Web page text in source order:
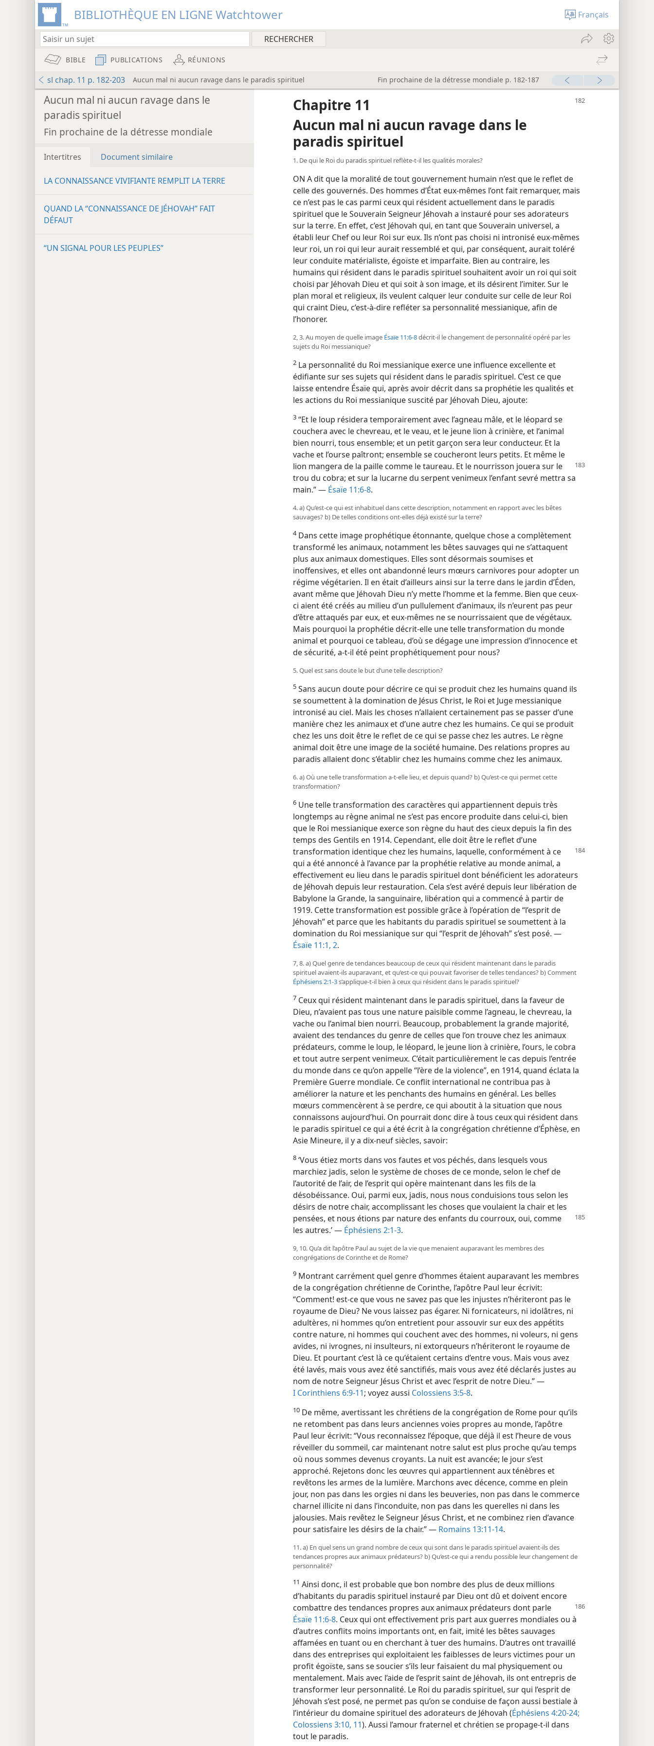
BIBLIOTHÈQUE EN LIGNE Watchtower Français
BIBLE PUBLICATIONS RÉUNIONS
sl chap. 11 p. 182-203 Aucun mal ni aucun ravage dans le paradis spirituel Fin prochaine de la détresse mondiale p. 182-187
Aucun mal ni aucun ravage dans le
paradis spirituel
Fin prochaine de la détresse mondiale
Intertitres Document similaire
LA CONNAISSANCE VIVIFIANTE REMPLIT LA TERRE
QUAND LA “CONNAISSANCE DE JÉHOVAH” FAIT
DÉFAUT
“UN SIGNAL POUR LES PEUPLES”
Chapitre 11
Aucun mal ni aucun ravage dans le
paradis spirituel
1. De qui le Roi du paradis spirituel reflète-​t-​il les qualités morales?
ON A dit que la moralité de tout gouvernement humain n’est que le reflet de
celle des gouvernés. Des hommes d’État eux-​mêmes l’ont fait remarquer, mais
ce n’est pas le cas parmi ceux qui résident actuellement dans le paradis
spirituel que le Souverain Seigneur Jéhovah a instauré pour ses adorateurs
sur la terre. En effet, c’est Jéhovah qui, en tant que Souverain universel, a
établi leur Chef ou leur Roi sur eux. Ils n’ont pas choisi ni intronisé eux-​mêmes
leur roi, un roi qui leur aurait ressemblé et qui, par conséquent, aurait toléré
leur conduite matérialiste, égoïste et imparfaite. Bien au contraire, les
humains qui résident dans le paradis spirituel souhaitent avoir un roi qui soit
choisi par Jéhovah Dieu et qui soit à son image, et ils désirent l’imiter. Sur le
plan moral et religieux, ils veulent calquer leur conduite sur celle de leur Roi
qui craint Dieu, c’est-à-dire refléter sa personnalité messianique, afin de
l’honorer.
2, 3. Au moyen de quelle image Ésaïe 11:6-8décrit-​il le changement de personnalité opéré par les
sujets du Roi messianique?
2 La personnalité du Roi messianique exerce une influence excellente et
édifiante sur ses sujets qui résident dans le paradis spirituel. C’est ce que
laisse entendre Ésaïe qui, après avoir décrit dans sa prophétie les qualités et
les actions du Roi messianique suscité par Jéhovah Dieu, ajoute:
3 “Et le loup résidera temporairement avec l’agneau mâle, et le léopard se
couchera avec le chevreau, et le veau, et le jeune lion à crinière, et l’animal
bien nourri, tous ensemble; et un petit garçon sera leur conducteur. Et la
vache et l’ourse paîtront; ensemble se coucheront leurs petits. Et même le
lion mangera de la paille comme le taureau. Et le nourrisson jouera sur le
trou du cobra; et sur la lucarne du serpent venimeux l’enfant sevré mettra sa
main.” — Ésaïe 11:6-8.
4. a) Qu’est-​ce qui est inhabituel dans cette description, notamment en rapport avec les bêtes
sauvages? b) De telles conditions ont-​elles déjà existé sur la terre?
4Dans cette image prophétique étonnante, quelque chose a complètement
transformé les animaux, notamment les bêtes sauvages qui ne s’attaquent
plus aux animaux domestiques. Elles sont désormais soumises et
inoffensives, et elles ont abandonné leurs mœurs carnivores pour adopter un
régime végétarien. Il en était d’ailleurs ainsi sur la terre dans le jardin d’Éden,
avant même que Jéhovah Dieu n’y mette l’homme et la femme. Bien que ceux-
ci aient été créés au milieu d’un pullulement d’animaux, ils n’eurent pas peur
d’être attaqués par eux, et eux-​mêmes ne se nourrissaient que de végétaux.
Mais pourquoi la prophétie décrit-​elle une telle transformation du monde
animal et pourquoi ce tableau, d’où se dégage une impression d’innocence et
de sécurité, a-​t-​il été peint prophétiquement pour nous?
5. Quel est sans doute le but d’une telle description?
5 Sans aucun doute pour décrire ce qui se produit chez les humains quand ils
se soumettent à la domination de Jésus Christ, le Roi et Juge messianique
intronisé au ciel. Mais les choses n’allaient certainement pas se passer d’une
manière chez les animaux et d’une autre chez les humains. Ce qui se produit
chez les uns doit être le reflet de ce qui se passe chez les autres. Le règne
animal doit être une image de la société humaine. Des relations propres au
paradis allaient donc s’établir chez les humains comme chez les animaux.
6. a) Où une telle transformation a-​t-​elle lieu, et depuis quand? b) Qu’est-​ce qui permet cette
transformation?
6 Une telle transformation des caractères qui appartiennent depuis très
longtemps au règne animal ne s’est pas encore produite dans celui-ci, bien
que le Roi messianique exerce son règne du haut des cieux depuis la fin des
temps des Gentils en 1914. Cependant, elle doit être le reflet d’une
transformation identique chez les humains, laquelle, conformémentà ce
qui a été annoncé à l’avance par la prophétie relative au monde animal, a
effectivement eu lieu dans le paradis spirituel dont bénéficient les adorateurs
de Jéhovah depuis leur restauration. Cela s’est avéré depuis leur libération de
Babylone la Grande, la sanguinaire, libération qui a commencé à partir de
1919. Cette transformation est possible grâce à l’opération de “l’esprit de
Jéhovah” et parce que les habitants du paradis spirituel se soumettent à la
domination du Roi messianique sur qui “l’esprit de Jéhovah” s’est posé. —
Ésaïe 11:1, 2.
7, 8. a) Quel genre de tendances beaucoup de ceux qui résident maintenant dans le paradis
spirituel avaient-​ils auparavant, et qu’est-​ce qui pouvait favoriser de telles tendances? b) Comment
Éphésiens 2:1-3s’applique-​t-​il bien à ceux qui résident dans le paradis spirituel?
7 Ceux qui résident maintenant dans le paradis spirituel, dans la faveur de
Dieu, n’avaient pas tous une nature paisible comme l’agneau, le chevreau, la
vache ou l’animal bien nourri. Beaucoup, probablement la grande majorité,
avaient des tendances du genre de celles que l’on trouve chez les animaux
prédateurs, comme le loup, le léopard, le jeune lion à crinière, l’ours, le cobra
et tout autre serpent venimeux. C’était particulièrement le cas depuis l’entrée
du monde dans ce qu’on appelle “l’ère de la violence”, en 1914, quand éclata la
Première Guerre mondiale. Ce conflit international ne contribua pas à
améliorer la nature et les penchants des humains en général. Les belles
mœurs commencèrent à se perdre, ce qui aboutit à la situation que nous
connaissons aujourd’hui. On pourrait donc dire à tous ceux qui résident dans
le paradis spirituel ce qui a été écrit à la congrégation chrétienne d’Éphèse, en
Asie Mineure, il y a dix-neuf siècles, savoir:
8 ‘Vous étiez morts dans vos fautes et vos péchés, dans lesquels vous
marchiez jadis, selon le système de choses de ce monde, selon le chef de
l’autorité de l’air, de l’esprit qui opère maintenant dans les fils de la
désobéissance. Oui, parmi eux, jadis, nous nous conduisions tous selon les
désirs de notre chair, accomplissant les choses que voulaient la chair et les
pensées, et nous étions par nature des enfants du courroux, oui, comme
les autres.’ — Éphésiens 2:1-3.
9, 10. Qu’a dit l’apôtre Paul au sujet de la vie que menaient auparavant les membres des
congrégations de Corinthe et de Rome?
9 Montrant carrément quel genre d’hommes étaient auparavant les membres
de la congrégation chrétienne de Corinthe, l’apôtre Paul leur écrivit:
“Comment! est-​ce que vous ne savez pas que les injustes n’hériteront pas le
royaume de Dieu? Ne vous laissez pas égarer. Ni fornicateurs, ni idolâtres, ni
adultères, ni hommes qu’on entretient pour assouvir sur eux des appétits
contre nature, ni hommes qui couchent avec des hommes, ni voleurs, ni gens
avides, ni ivrognes, ni insulteurs, ni extorqueurs n’hériteront le royaume de
Dieu. Et pourtant c’est là ce qu’étaient certains d’entre vous. Mais vous avez
été lavés, mais vous avez été sanctifiés, mais vous avez été déclarés justes au
nom de notre Seigneur Jésus Christ et avec l’esprit de notre Dieu.” —
I Corinthiens 6:9-11; voyez aussi Colossiens 3:5-8.
10 De même, avertissant les chrétiens de la congrégation de Rome pour qu’ils
ne retombent pas dans leurs anciennes voies propres au monde, l’apôtre
Paul leur écrivit: “Vous reconnaissez l’époque, que déjà il est l’heure de vous
réveiller du sommeil, car maintenant notre salut est plus proche qu’au temps
où nous sommes devenus croyants. La nuit est avancée; le jour s’est
approché. Rejetons donc les œuvres qui appartiennent aux ténèbres et
revêtons les armes de la lumière. Marchons avec décence, comme en plein
jour, non pas dans les orgies ni dans les beuveries, non pas dans le commerce
charnel illicite ni dans l’inconduite, non pas dans les querelles ni dans les
jalousies. Mais revêtez le Seigneur Jésus Christ, et ne combinez rien d’avance
pour satisfaire les désirs de la chair.” — Romains 13:11-14.
11. a) En quel sens un grand nombre de ceux qui sont dans le paradis spirituel avaient-​ils des
tendances propres aux animaux prédateurs? b) Qu’est-​ce qui a rendu possible leur changement de
personnalité?
11 Ainsi donc, il est probable que bon nombre des plus de deux millions
d’habitants du paradis spirituel instauré par Dieu ont dû et doivent encore
combattre des tendances propres aux animaux prédateurs dont parle
Ésaïe 11:6-8. Ceux qui ont effectivement pris part aux guerres mondiales ou à
d’autres conflits moins importants ont, en fait, imité les bêtes sauvages
affamées en tuant ou en cherchant à tuer des humains. D’autres ont travaillé
dans des entreprises qui exploitaient les faiblesses de leurs victimes pour un
profit égoïste, sans se soucier s’ils leur faisaient du mal physiquement ou
mentalement. Mais avec l’aide de l’esprit saint de Jéhovah, ils ont entrepris de
transformer leur personnalité. Le Roi du paradis spirituel, sur qui l’esprit de
Jéhovah s’est posé, ne permet pas qu’on se conduise de façon aussi bestiale à
l’intérieur du domaine spirituel des adorateurs de Jéhovah (Éphésiens 4:20-24;
Colossiens 3:10, 11). Aussi l’amour fraternel et chrétien se propage-​t-​il dans
tout le paradis.